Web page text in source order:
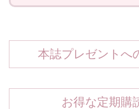
本誌プレゼントへ
お得な定期購